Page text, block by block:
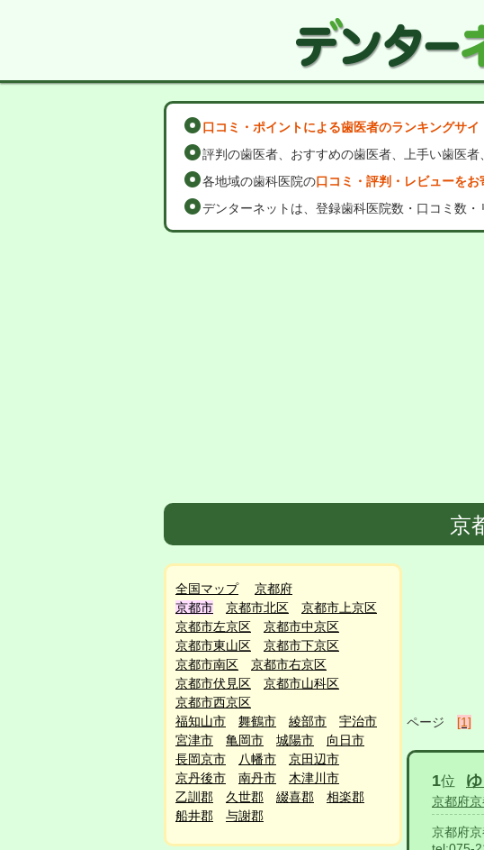
口コミ・ポイントによる歯医者のランキングサイ
評判の歯医者、おすすめの歯医者、上手い歯医
各地域の歯科医院の口コミ・評判・レビューをお
デンターネットは、登録歯科医院数・口コミ数・
京
全国マップ
京都府
京都市
京都市北区
京都市上京区
京都市左京区
京都市中京区
京都市東山区
京都市下京区
京都市南区
京都市右京区
京都市伏見区
京都市山科区
京都市西京区
福知山市
舞鶴市 綾部市
宇治市
宮津市
亀岡市 城陽市
向日市
長岡京市
八幡市
京田辺市
京丹後市
南丹市
木津川市
乙訓郡
久世郡 綴喜郡
相楽郡
船井郡
与謝郡
ページ [1]
1位
京都府
京都府